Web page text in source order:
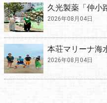
久光製薬「仲
2026年08月04日
本荘マリーナ海
2026年08月04日